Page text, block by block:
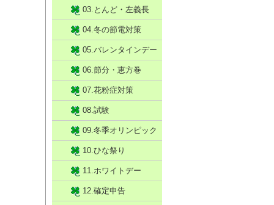
03.とんど・左義長
04.冬の節電対策
05.バレンタインデー
06.節分・恵方巻
07.花粉症対策
08.試験
09.冬季オリンピック
10.ひな祭り
11.ホワイトデー
12.確定申告